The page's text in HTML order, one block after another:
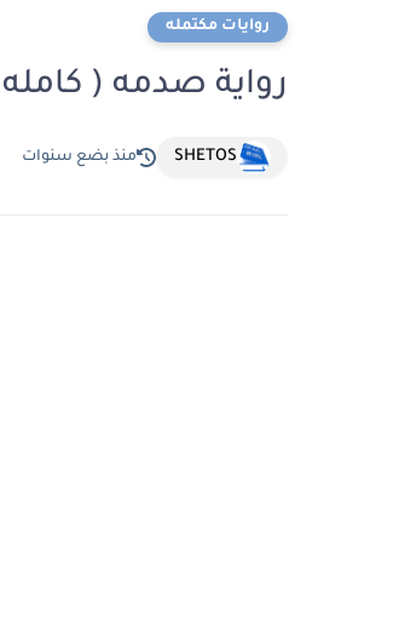
روايات مكتمله
رواية صدمه (
SHETOS منذ بضع سنوات